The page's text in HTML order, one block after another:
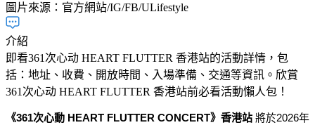
圖片來源：官方網站/IG/FB/ULifestyle
介紹
即看361次心动 HEART FLUTTER 香港站的活動詳情，包
括：地址、收費、開放時間、入場準備、交通等資訊。欣賞
361次心动 HEART FLUTTER 香港站前必看活動懶人包！
《361次心動 HEART FLUTTER CONCERT》香港站 將於2026年